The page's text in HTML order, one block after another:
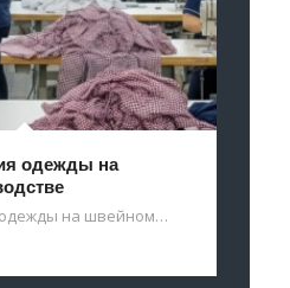
одежды на
одежды на швейном…